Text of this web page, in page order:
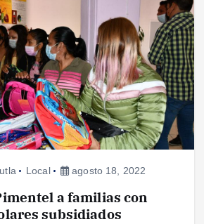
Local agosto 18, 2022
a familias con
subsidiados